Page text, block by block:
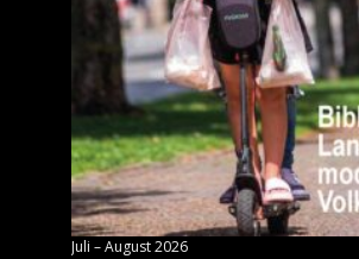
Juli – August 2026